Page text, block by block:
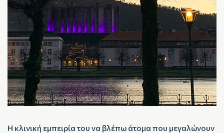
Η κλινική εμπειρία του να βλέπω άτομα που μεγαλώνουν